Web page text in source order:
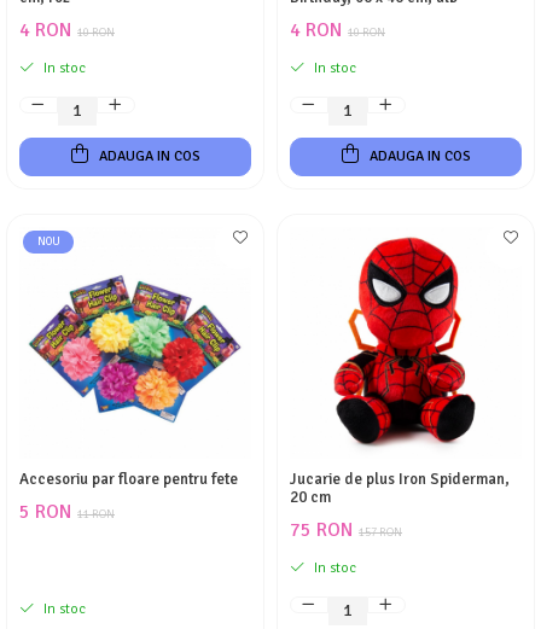
10 RON
4 RON
In stoc
ADAUGA IN COS
10 RON
4 RON
In stoc
ADAUGA IN COS
NOU
Accesoriu par floare pentru fete
11 RON
5 RON
In stoc
Jucarie de plus Iron Spiderman,
20 cm
157 RON
75 RON
In stoc